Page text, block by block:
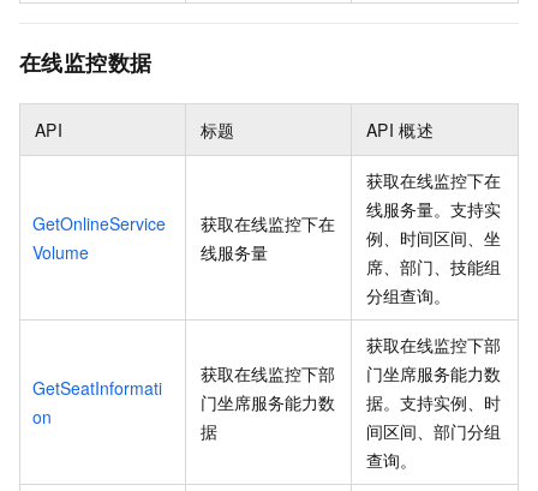
在线监控数据
API 标题 API 概述
GetOnlineService
Volume
获取在线监控下在
线服务量
获取在线监控下在
线服务量。支持实
例、时间区间、坐
席、部门、技能组
分组查询。
GetSeatInformati
on
获取在线监控下部
门坐席服务能力数
据
获取在线监控下部
门坐席服务能力数
据。支持实例、时
间区间、部门分组
查询。